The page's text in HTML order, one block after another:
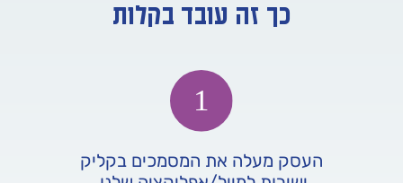
כך זה עובד בקלות
העסק מעלה את המסמכים בקליק